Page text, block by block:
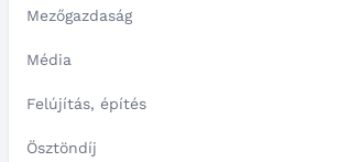
Mezőgazdaság
Média
Felújítás, építés
Ösztöndíj